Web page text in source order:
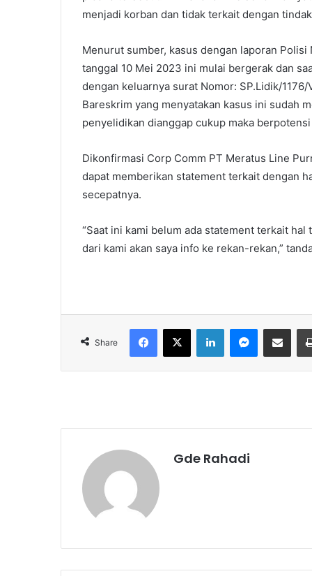
menjadi korban dan tidak terkait dengan
Menurut sumber, kasus dengan laporan Polisi
tanggal 10 Mei 2023 ini mulai bergerak dan
dengan keluarnya surat Nomor: SP.Lidik/
Bareskrim yang menyatakan kasus ini sudah
penyelidikan dianggap cukup maka
Dikonfirmasi Corp Comm PT Meratus Line
dapat memberikan statement terkait dengan
secepatnya.
“Saat ini kami belum ada statement terkait
dari kami akan saya info ke rekan-rekan,”
Share
Gde Rahadi